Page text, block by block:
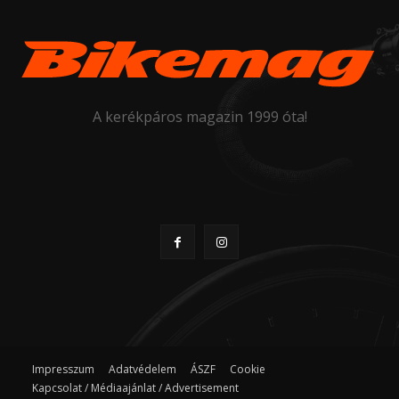
A kerékpáros magazin 1999 óta!
Impresszum Adatvédelem ÁSZF
Cookie
Kapcsolat / Médiaajánlat / Advertisement